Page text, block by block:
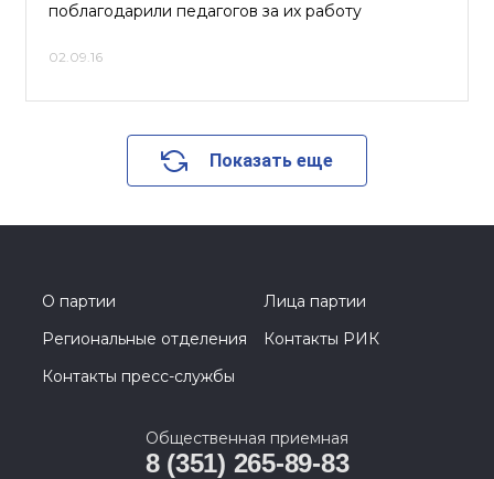
поблагодарили педагогов за их работу
02.09.16
Показать еще
О партии
Лица партии
Региональные отделения
Контакты РИК
Контакты пресс-службы
Общественная приемная
8 (351) 265-89-83